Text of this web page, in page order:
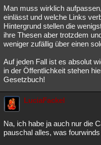
Helpdesk
Musik Clash
Übersichten
Lesenswert
Man muss wirklich
einlässt und welche Links
Hintergrund stellen die
ihre Thesen aber trotzdem
weniger zufällig über einen
Auf jeden Fall ist es absolut
in der Öffentlichkeit stehen
Gesetzbuch!
LuciaFackel
Na, ich habe ja auch nur die
pauschal alles, was